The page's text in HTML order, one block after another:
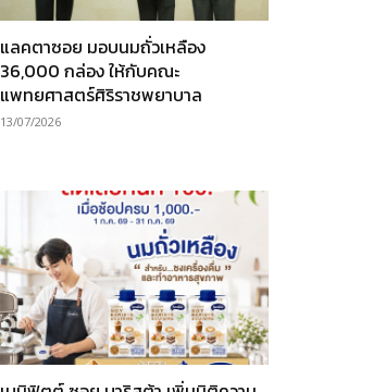
แลคตาซอย มอบนมถั่วเหลือง
36,000 กล่อง ให้กับคณะ
แพทยศาสตร์ศิริราชพยาบาล
13/07/2026